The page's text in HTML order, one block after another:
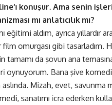
konuşur. Ama senin
mı anlatıcılık mı?
aldım, ayrıca yıllardır
omurgası gibi tasarladım.
da şovun ana
oynuyorum. Bana şive
Mizah, evet, savunma
sanatımı icra ederken